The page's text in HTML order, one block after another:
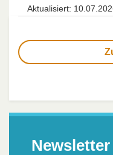
Aktualisiert: